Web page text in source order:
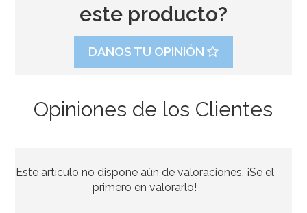
4,95€ 3,95€
este producto?
DANOS TU OPINIÓN
Opiniones de los Clientes
Este artículo no dispone aún de valoraciones. ¡Se el
primero en valorarlo!